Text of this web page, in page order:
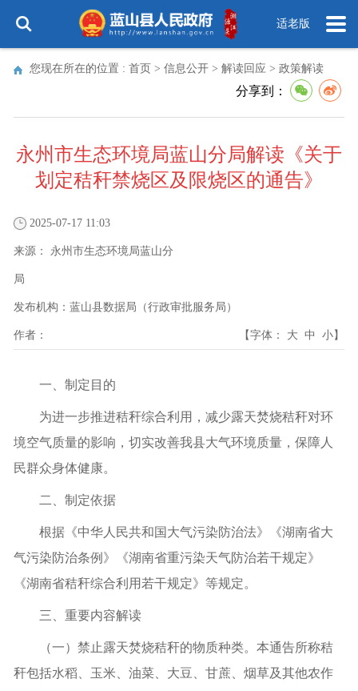
适老版
您现在所在的位置 : 首页 > 信息公开 > 解读回应 > 政策解读
分享到：
永州市生态环境局蓝山分局解读《关于
划定秸秆禁烧区及限烧区的通告》
2025-07-17 11:03
来源： 永州市生态环境局蓝山分
局
发布机构： 蓝山县数据局（行政审批服务局）
作者： 【字体： 大 中 小】
一、 制定目的
为进一步推进秸秆综合利用，减少露天焚烧秸秆对环
境空气质量的影响，切实改善我县大气环境质量，保障人
民群众身体健康。
二、制定依据
根据《中华人民共和国大气污染防治法》《湖南省大
气污染防治条例》《湖南省重污染天气防治若干规定》
《湖南省秸秆综合利用若干规定》等规定。
三、重要内容解读
（一）禁止露天焚烧秸秆的物质种类。本通告所称秸
秆包括水稻、玉米、油菜、大豆、甘蔗、烟草及其他农作